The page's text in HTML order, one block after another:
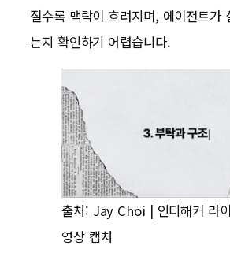
질수록 맥락이 흐려지며, 에이전트가
는지 확인하기 어렵습니다.
출처: Jay Choi | 인디해커 라
영상 캡처